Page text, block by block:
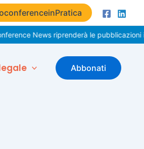
News riprenderà le pubblicazioni il
Abbonati